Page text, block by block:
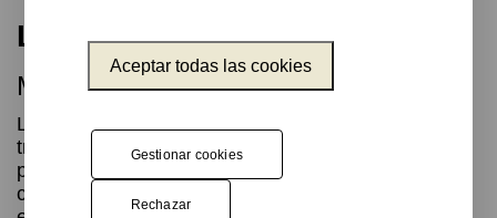
Lloyd High
Mesa alta
La mesa alta Lloyd va más allá de su uso
tradicional en bares y espacios de restauración
para convertirse en una pieza versátil de diseño
contemporáneo. Ideal como mesa auxiliar,
Aceptar todas las cookies
Gestionar cookies
Rechazar